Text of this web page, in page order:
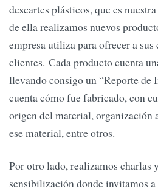
descartes plásticos, que es
de ella realizamos nuevos
empresa utiliza para ofrecer a
clientes. Cada producto cuenta
llevando consigo un “Reporte de
cuenta cómo fue fabricado, con
origen del material, organización
ese material, entre otros.
Por otro lado, realizamos charlas
sensibilización donde invitamos a